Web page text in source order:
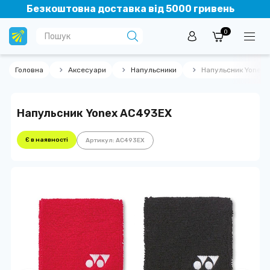
Безкоштовна доставка від 5000 гривень
0
Головна Аксесуари Напульсники Напульсник Yonex
Напульсник Yonex AC493EX
Є в наявності Артикул: AC493EX